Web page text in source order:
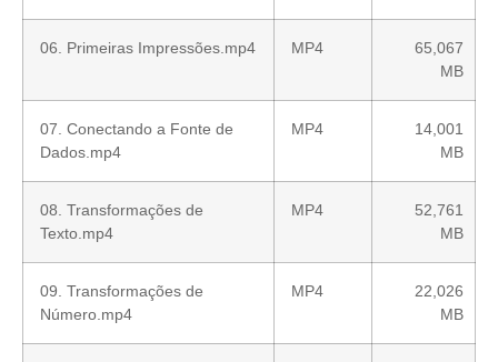
06. Primeiras Impressões.mp4 MP4
65,067
MB
07. Conectando a Fonte de
Dados.mp4
MP4
14,001
MB
08. Transformações de
Texto.mp4
MP4
52,761
MB
09. Transformações de
Número.mp4
MP4
22,026
MB